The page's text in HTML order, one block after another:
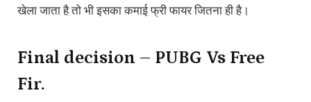
खेला जाता है तो भी इसका कमाई फ्री फायर जितना ही है।
Final decision – PUBG Vs Free
Fir.